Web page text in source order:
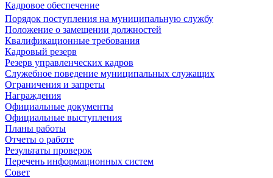
Кадровое обеспечение
Порядок поступления на муниципальную службу
Положение о замещении должностей
Квалификационные требования
Кадровый резерв
Резерв управленческих кадров
Служебное поведение муниципальных служащих
Ограничения и запреты
Награждения
Официальные документы
Официальные выступления
Планы работы
Отчеты о работе
Результаты проверок
Перечень информационных систем
Совет